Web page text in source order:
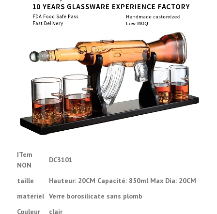
ITem
NON
DC3101
taille
Hauteur: 20CM Capacité: 850ml Max Dia: 20CM
matériel Verre borosilicate sans plomb
Couleur
clair